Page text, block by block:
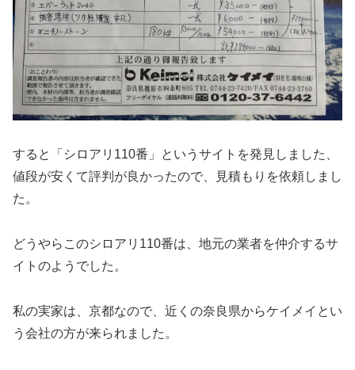
すると「シロアリ110番」というサイトを発見しました、
値段が安くて評判が良かったので、見積もりを依頼しまし
た。
どうやらこのシロアリ110番は、地元の業者を仲介するサ
イトのようでした。
私の実家は、京都なので、近くの奈良県からケイメイとい
う会社の方が来られました。